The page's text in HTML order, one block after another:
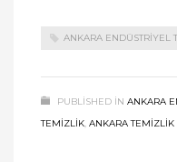
ANKARA ENDÜSTRIYEL
PUBLISHED IN ANKARA
TEMIZLIK, ANKARA TEMIZLIK